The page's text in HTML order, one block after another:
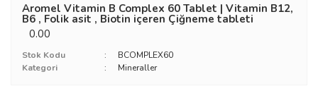
Aromel Vitamin B Complex 60 Tablet | Vitamin B12,
B6 , Folik asit , Biotin içeren Çiğneme tableti
0.00
Stok Kodu
BCOMPLEX60
Kategori
Mineraller